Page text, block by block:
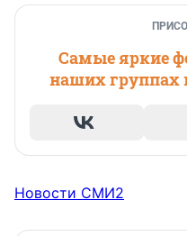
Самые яркие
наших группах
Новости СМИ2